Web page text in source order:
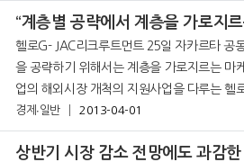
“계층별 공략에서 계층을 가로지
헬로G- JAC리크루트먼트 25일 자카르타 공동 세미나 “인도네시
을 공략하기 위해서는 계층을 가로지르는 마케팅
업의 해외시장 개척의 지원사업을 다루는 헬
소비자는 소득층에 따라 다양한 생활 양식을
경제∙일반 2013-04-01
상반기 시장 감소 전망에도 과감한